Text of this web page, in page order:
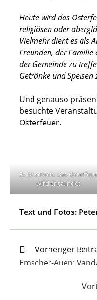
Heute wird das
religiösen oder
Vielmehr dient es als
Freunden, der
der Gemeinde zu
Getränke und Speisen
Und genauso
besuchte
Osterfeuer.
Es ist soweit: Das
wird entzündet.
Text und Fotos:
Weitere
Artikel
ansehen
Vorheriger
Emscher-Auen: